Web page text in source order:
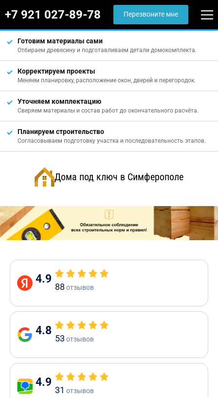
+7 921 027-89-78 Перезвоните мне
Готовим материалы сами
Отбираем древесину и подготавливаем детали домокомплекта.
Корректируем проекты
Меняем планировку, расположение окон, дверей и перегородок.
Уточняем комплектацию
Сверяем материалы и состав работ до окончательного расчёта.
Планируем строительство
Согласовываем подготовку участка и последовательность этапов.
Дома под ключ в Симферополе
4.9
88 отзывов
4.8
53 отзывов
4.9
31 отзывов